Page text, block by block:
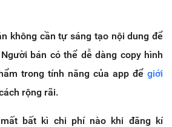
không cần tự sáng tạo nội dung để
bán có thể dễ dàng copy hình
trong tính năng của app để giới
rộng rãi.
mất bất kì chi phí nào khi đăng kí